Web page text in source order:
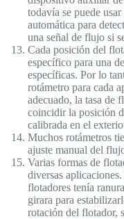
todavía se puede
automática para
una señal de flujo si
Cada posición del
específico para una
específicas. Por lo
rotámetro para cada
adecuado, la tasa de
coincidir la posición
calibrada en el
Muchos rotámetros
ajuste manual del
Varias formas de
diversas
flotadores tenía
girara para
rotación del flotador,